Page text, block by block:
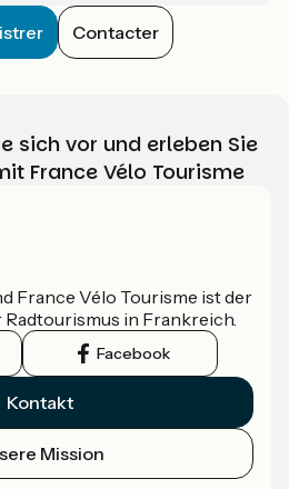
Contacter
sich vor und erleben Sie
France Vélo Tourisme
France Vélo Tourisme ist der
Radtourismus in Frankreich.
Facebook
Kontakt
Mission